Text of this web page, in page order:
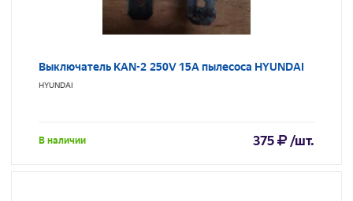
Выключатель KAN-2 250V 15A пылесоса HYUNDAI
HYUNDAI
В наличии 375 /шт.